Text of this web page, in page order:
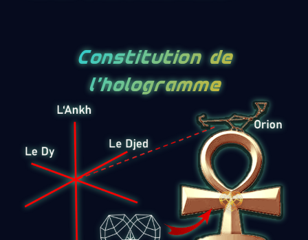
Constitution de
l’hologramme